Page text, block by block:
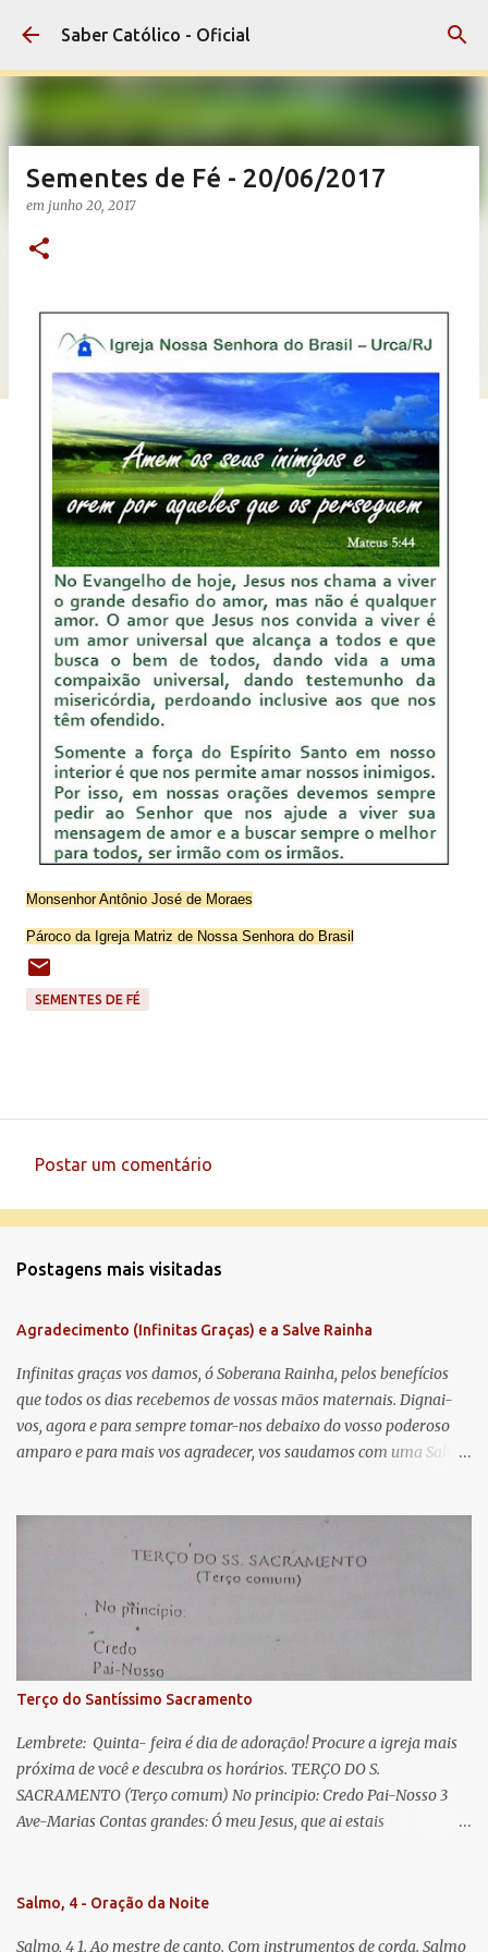
Pular para o conteúdo principal
Saber Católico - Oficial
Sementes de Fé - 20/06/2017
em junho 20, 2017
Monsenhor Antônio José de Moraes
Pároco da Igreja Matriz de Nossa Senhora do Brasil
SEMENTES DE FÉ
e
t
á
r
i
o
Postar um comentário
Postagens mais visitadas
Agradecimento (Infinitas Graças) e a Salve Rainha
Infinitas graças vos damos, ó Soberana Rainha, pelos benefícios
que todos os dias recebemos de vossas mãos maternais. Dignai-
vos, agora e para sempre tomar-nos debaixo do vosso poderoso
amparo e para mais vos agradecer, vos saudamos com uma Salve
lágrimas. Eia, pois, Advogada nossa, estes vossos olhos
misericordiosos a nós volvei, e depois deste desterro, mostrai-nos
Jesus. Bendito é o fruto do vosso ventre, ó clemente, ó piedosa, ó
doce e sempre Virgem Maria. Rogai por nós Santa Mãe de Deus.
Para que sejamos dignos das promessas de Cristo. Amém.
Terço do Santíssimo Sacramento
Lembrete: Quinta- feira é dia de adoração! Procure a igreja mais
próxima de você e descubra os horários. TERÇO DO S.
SACRAMENTO (Terço comum) No principio: Credo Pai-Nosso 3
Ave-Marias Contas grandes: Ó meu Jesus, que ai estais
Vós morra eu! Nas contas pequenas: Sacramento de Amor!
Salmo, 4 - Oração da Noite
Salmo, 4 1. Ao mestre de canto. Com instrumentos de corda. Salmo